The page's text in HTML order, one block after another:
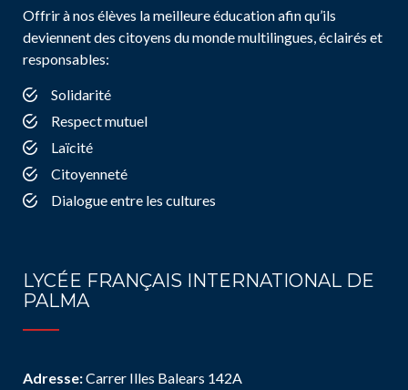
Offrir à nos élèves la meilleure éducation afin qu’ils
deviennent des citoyens du monde multilingues, éclairés et
responsables:
Solidarité
Respect mutuel
Laïcité
Citoyenneté
Dialogue entre les cultures
LYCÉE FRANÇAIS INTERNATIONAL DE
PALMA
Adresse:Carrer Illes Balears 142A